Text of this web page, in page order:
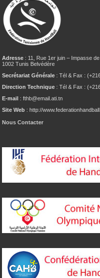
Adresse : 11, Rue 1er juin – Impasse
1002 Tunis Belvédère
Secrétariat Générale : Tél & Fax :
Direction Technique : Tél & Fax :
E-mail : fthb@email.ati.tn
Site Web : http://
Nous Contacter